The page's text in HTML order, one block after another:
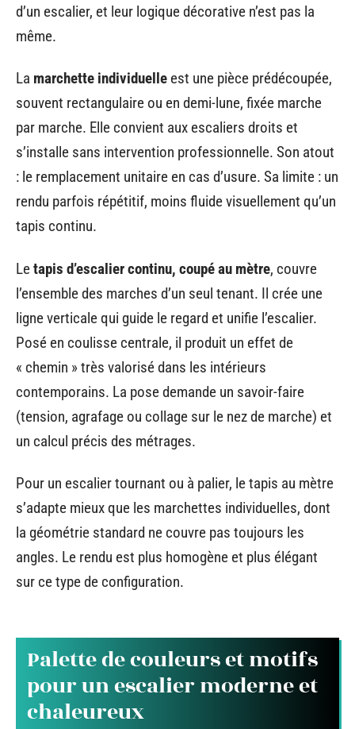
d’un escalier, et leur logique décorative n’est pas la
même.
La marchette individuelle est une pièce prédécoupée,
souvent rectangulaire ou en demi-lune, fixée marche
par marche. Elle convient aux escaliers droits et
s’installe sans intervention professionnelle. Son atout
: le remplacement unitaire en cas d’usure. Sa limite : un
rendu parfois répétitif, moins fluide visuellement qu’un
tapis continu.
Letapis d’escalier continu, coupé au mètre, couvre
l’ensemble des marches d’un seul tenant. Il crée une
ligne verticale qui guide le regard et unifie l’escalier.
Posé en coulisse centrale, il produit un effet de
« chemin » très valorisé dans les intérieurs
contemporains. La pose demande un savoir-faire
(tension, agrafage ou collage sur le nez de marche) et
un calcul précis des métrages.
Pour un escalier tournant ou à palier, le tapis au mètre
s’adapte mieux que les marchettes individuelles, dont
la géométrie standard ne couvre pas toujours les
angles. Le rendu est plus homogène et plus élégant
sur ce type de configuration.
Palette de couleurs et motifs
pour un escalier moderne et
chaleureux